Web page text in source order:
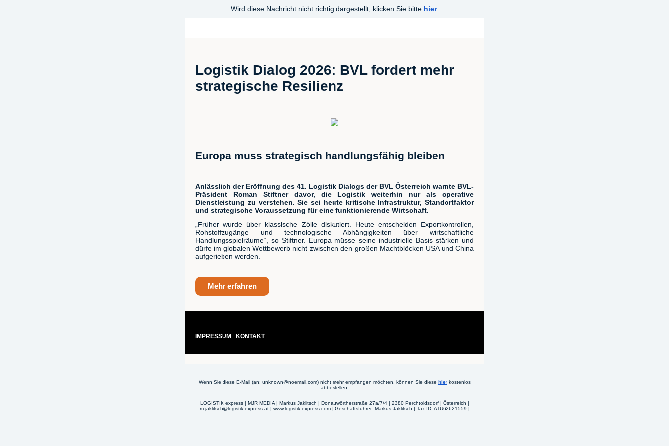
Wird diese Nachricht nicht richtig dargestellt, klicken Sie bitte hier.
Logistik Dialog 2026: BVL fordert mehr
strategische Resilienz
Europa muss strategisch handlungsfähig bleiben
Anlässlich der Eröffnung des 41. Logistik Dialogs der BVL Österreich warnte BVL-
Präsident Roman Stiftner davor, die Logistik weiterhin nur als operative
Dienstleistung zu verstehen. Sie sei heute kritische Infrastruktur, Standortfaktor
und strategische Voraussetzung für eine funktionierende Wirtschaft.
„Früher wurde über klassische Zölle diskutiert. Heute entscheiden Exportkontrollen,
Rohstoffzugänge und technologische Abhängigkeiten über wirtschaftliche
Handlungsspielräume“, so Stiftner. Europa müsse seine industrielle Basis stärken und
dürfe im globalen Wettbewerb nicht zwischen den großen Machtblöcken USA und China
aufgerieben werden.
Mehr erfahren
IMPRESSUM KONTAKT
Wenn Sie diese E-Mail (an: unknown@noemail.com) nicht mehr empfangen möchten, können Sie diese hierkostenlos
abbestellen.
LOGISTIK express | MJR MEDIA | Markus Jaklitsch | Donauwörtherstraße 27a/7/4 | 2380 Perchtoldsdorf | Österreich |
m.jaklitsch@logistik-express.at | www.logistik-express.com | Geschäftsführer: Markus Jaklitsch | Tax ID: ATU62621559 |